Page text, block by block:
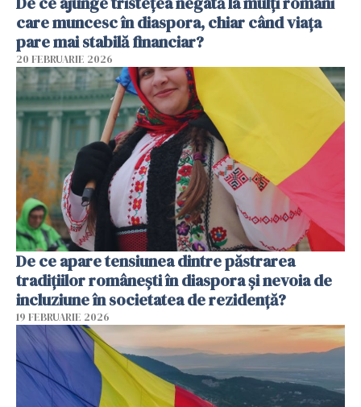
care muncesc în diaspora, chiar când viața
pare mai stabilă financiar?
20 FEBRUARIE 2026
De ce apare tensiunea dintre păstrarea
tradițiilor românești în diaspora și nevoia de
incluziune în societatea de rezidență?
19 FEBRUARIE 2026